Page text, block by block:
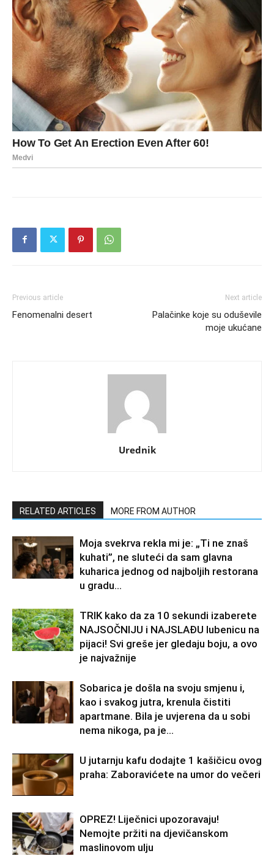
Previous article
Fenomenalni desert
Next article
Palačinke koje su oduševile
moje ukućane
Urednik
RELATED ARTICLES MORE FROM AUTHOR
Moja svekrva rekla mi je: „Ti ne znaš
kuhati”, ne sluteći da sam glavna
kuharica jednog od najboljih restorana
u gradu…
TRIK kako da za 10 sekundi izaberete
NAJSOČNIJU i NAJSLAĐU lubenicu na
pijaci! Svi greše jer gledaju boju, a ovo
je najvažnije
Sobarica je došla na svoju smjenu i,
kao i svakog jutra, krenula čistiti
apartmane. Bila je uvjerena da u sobi
nema nikoga, pa je...
U jutarnju kafu dodajte 1 kašičicu ovog
praha: Zaboravićete na umor do večeri
OPREZ! Liječnici upozoravaju!
Nemojte pržiti na djevičanskom
maslinovom ulju